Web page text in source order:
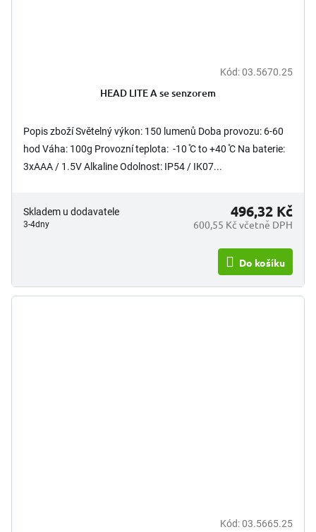
Kód:03.5670.25
HEAD LITE A se senzorem
Popis zboží Světelný výkon: 150 lumenů Doba provozu: 6-60
hod Váha: 100g Provozní teplota: -10 ̊C to +40 ̊C Na baterie:
3xAAA / 1.5V Alkaline Odolnost: IP54 / IK07...
Skladem u dodavatele
3-4dny 600,55 Kč včetně DPH
496,32 Kč
Do košíku
Kód:03.5665.25